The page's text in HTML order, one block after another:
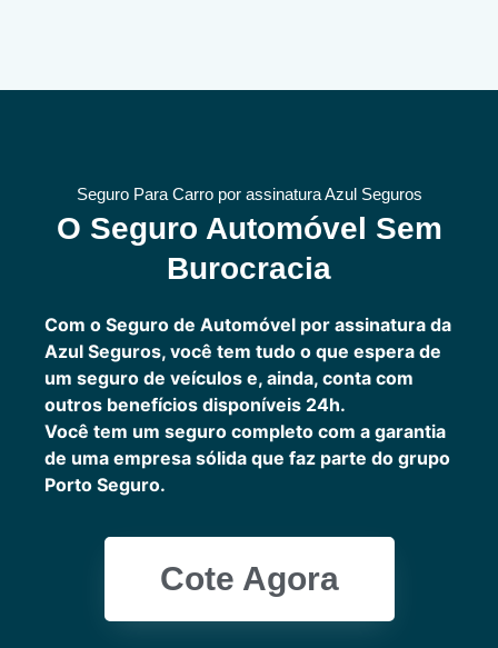
Seguro Para Carro por assinatura Azul Seguros
O Seguro Automóvel Sem
Burocracia
Com o Seguro de Automóvel por assinatura da
Azul Seguros, você tem tudo o que espera de
um seguro de veículos e, ainda, conta com
outros benefícios disponíveis 24h.
Você tem um seguro completo com a garantia
de uma empresa sólida que faz parte do grupo
Porto Seguro.
Cote Agora